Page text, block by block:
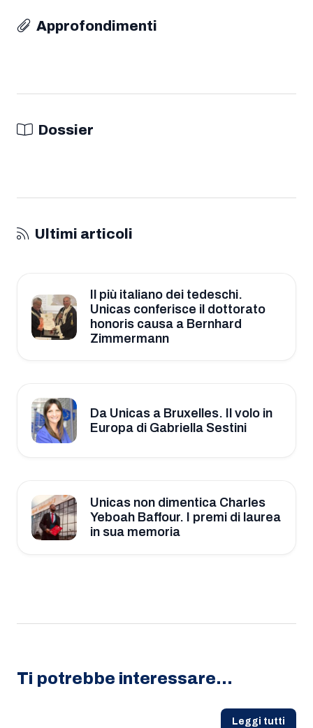
Approfondimenti
Dossier
Ultimi articoli
Il più italiano dei tedeschi.
Unicas conferisce il dottorato
honoris causa a Bernhard
Zimmermann
Da Unicas a Bruxelles. Il volo in
Europa di Gabriella Sestini
Unicas non dimentica Charles
Yeboah Baffour. I premi di laurea
in sua memoria
Ti potrebbe interessare…
Leggi tutti